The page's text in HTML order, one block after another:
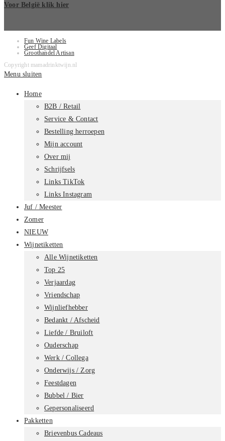
Voor België klik hier
Fun Wine Labels
Geef Digitaal
Groothandel Artisan
Copyright mamadrinktwijn.nl
Menu sluiten
Home
B2B / Retail
Service & Contact
Bestelling herroepen
Mijn account
Over mij
Schrijfsels
Links TikTok
Links Instagram
Juf / Meester
Zomer
NIEUW
Wijnetiketten
Alle Wijnetiketten
Top 25
Verjaardag
Vriendschap
Wijnliefhebber
Bedankt / Afscheid
Liefde / Bruiloft
Ouderschap
Werk / Collega
Onderwijs / Zorg
Feestdagen
Bubbel / Bier
Gepersonaliseerd
Pakketten
Brievenbus Cadeaus